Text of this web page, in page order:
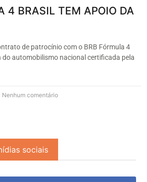
4 BRASIL TEM APOIO DA
de patrocínio com o BRB Fórmula 4
do automobilismo nacional certificada pela
Nenhum comentário
sociais